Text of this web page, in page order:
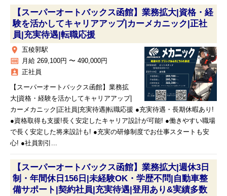
【スーパーオートバックス函館】業務拡大|資格・経
験を活かしてキャリアアップ|カーメカニック|正社
員|充実待遇|転職応援
place 五稜郭駅
money 月給 269,100円 〜 490,000円
assignment_ind 正社員
【スーパーオートバックス函館】業務拡
大|資格・経験を活かしてキャリアアップ|
カーメカニック|正社員|充実待遇|転職応援 ●充実待遇・長期休暇あり!
●資格取得も支援!長く安定したキャリア設計が可能! ●働きやすい職場
で長く安定した将来設計も! ●充実の研修制度でお仕事スタートも安
心! ●社員割引...
【スーパーオートバックス函館】業務拡大|週休3日
制・年間休日156日|未経験OK・学歴不問|自動車整
備サポート|契約社員|充実待遇|登用あり&実績多数